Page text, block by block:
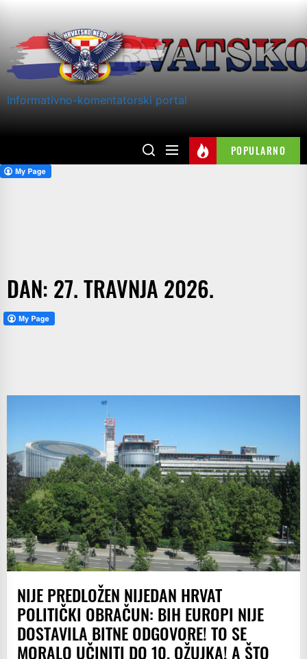
content
Informativno-komentatorski portal
POPULARNO
DAN: 27. TRAVNJA 2026.
NIJE PREDLOŽEN NIJEDAN HRVAT
POLITIČKI OBRAČUN: BIH EUROPI NIJE
DOSTAVILA BITNE ODGOVORE! TO SE
MORALO UČINITI DO 10. OŽUJKA! A ŠTO